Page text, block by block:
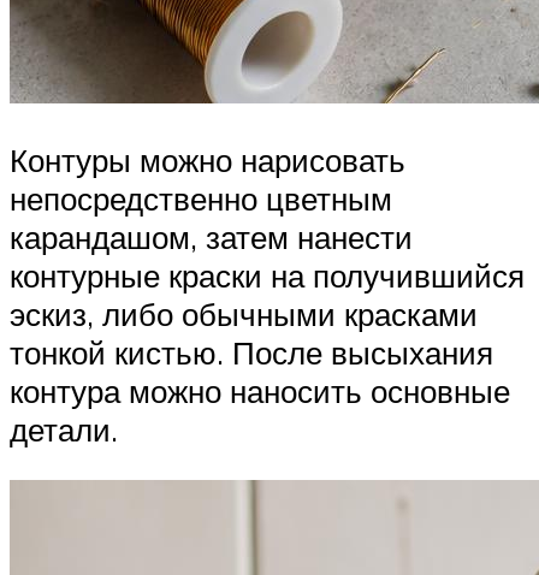
Контуры можно нарисовать
непосредственно цветным
карандашом, затем нанести
контурные краски на получившийся
эскиз, либо обычными красками
тонкой кистью. После высыхания
контура можно наносить основные
детали.